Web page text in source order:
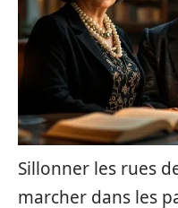
Sillonner les rues
marcher dans les